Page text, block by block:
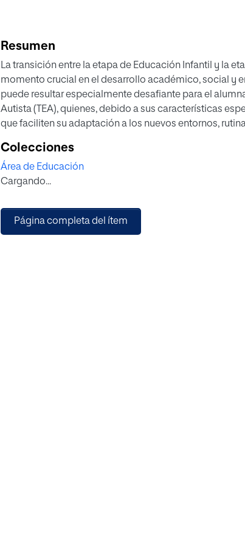
Resumen
La transición entre la etapa de Educación Infantil y la
momento crucial en el desarrollo académico, social y
puede resultar especialmente desafiante para el
Autista (TEA), quienes, debido a sus características
que faciliten su adaptación a los nuevos entornos,
adaptación del alumnado con TEA durante este
una revisión teórica sobre los factores que inciden en
específicas del alumnado con TEA, así como un
activa de las familias, el uso de apoyos visuales y la
para garantizar una transición exitosa. Se concluye
Colecciones
Área de Educación
Cargando...
Página completa del ítem